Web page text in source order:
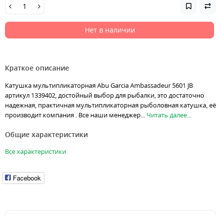
Нет в наличии
Краткое описание
Катушка мультипликаторная Abu Garcia Ambassadeur 5601 JB
артикул 1339402, достойный выбор для рыбалки, это достаточно
надежная, практичная мультипликаторная рыболовная катушка, её
производит компания . Все наши менеджер... Читать далее...
Общие характеристики
Все характеристики
Facebook